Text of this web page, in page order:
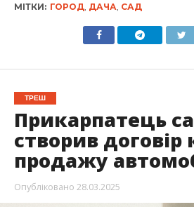
МІТКИ: ГОРОД, ДАЧА САД
ТРЕШ
Прикарпатець
створив договір
продажу
Опубліковано 28.03.2025